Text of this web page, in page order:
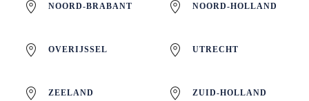
NOORD-BRABANT NOORD-HOLLAND
OVERIJSSEL UTRECHT
ZEELAND ZUID-HOLLAND